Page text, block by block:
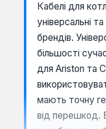
Кабелі для
універсальні
брендів.
більшості
для Ariston та
мають точну
від перешкод.